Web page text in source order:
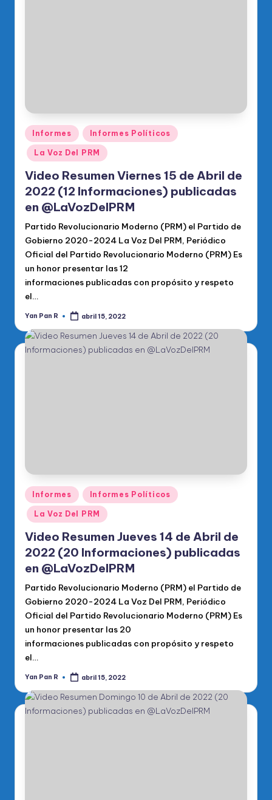
Publicado
en
Informes Informes Políticos
La Voz Del PRM
Video Resumen Viernes 15 de Abril de
2022 (12 Informaciones) publicadas
en @LaVozDelPRM
Partido Revolucionario Moderno (PRM) el Partido de
Gobierno 2020-2024 La Voz Del PRM, Periódico
Oficial del Partido Revolucionario Moderno (PRM) Es
un honor presentar las 12
informaciones publicadas con propósito y respeto
el…
Publicado
Yan Pan R abril 15, 2022
Publicado
en
Informes Informes Políticos
La Voz Del PRM
Video Resumen Jueves 14 de Abril de
2022 (20 Informaciones) publicadas
en @LaVozDelPRM
Partido Revolucionario Moderno (PRM) el Partido de
Gobierno 2020-2024 La Voz Del PRM, Periódico
Oficial del Partido Revolucionario Moderno (PRM) Es
un honor presentar las 20
informaciones publicadas con propósito y respeto
el…
Publicado
Yan Pan R abril 15, 2022